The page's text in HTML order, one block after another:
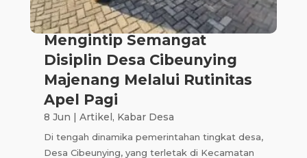
Mengintip Semangat
Disiplin Desa Cibeunying
Majenang Melalui Rutinitas
Apel Pagi
8 Jun | Artikel, Kabar Desa
Di tengah dinamika pemerintahan tingkat desa,
Desa Cibeunying, yang terletak di Kecamatan